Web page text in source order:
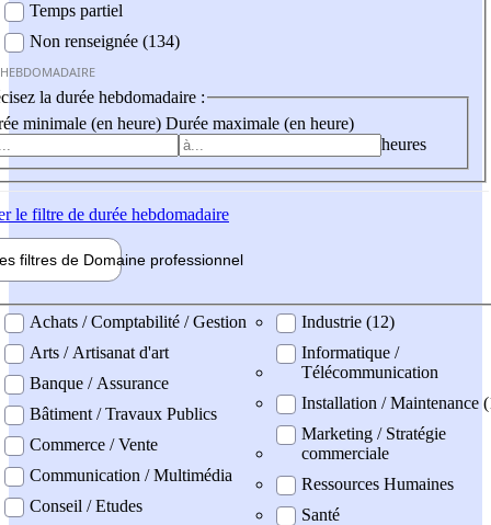
Temps partiel
Non renseignée (134)
la durée hebdomadaire :
minimale (en heure) Durée maximale (en heure)
heures
le filtre de durée hebdomadaire
filtres de Domaine professionnel
professionel
Achats / Comptabilité / Gestion
Arts / Artisanat d'art
Banque / Assurance
Bâtiment / Travaux Publics
Commerce / Vente
Communication / Multimédia
Conseil / Etudes
Industrie (12)
Informatique /
Télécommunication
Installation / Maintenance
Marketing / Stratégie
commerciale
Ressources Humaines
Santé